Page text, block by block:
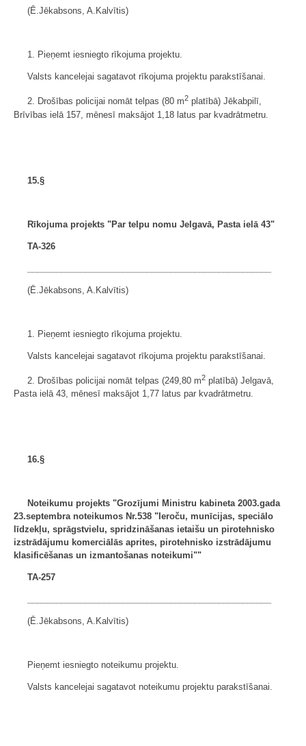
(Ē.Jēkabsons, A.Kalvītis)
1. Pieņemt iesniegto rīkojuma projektu.
Valsts kancelejai sagatavot rīkojuma projektu parakstīšanai.
2. Drošības policijai nomāt telpas (80 m2 platībā) Jēkabpilī,
Brīvības ielā 157, mēnesī maksājot 1,18 latus par kvadrātmetru.
15.§
Rīkojuma projekts "Par telpu nomu Jelgavā, Pasta ielā 43"
TA-326
(Ē.Jēkabsons, A.Kalvītis)
1. Pieņemt iesniegto rīkojuma projektu.
Valsts kancelejai sagatavot rīkojuma projektu parakstīšanai.
2. Drošības policijai nomāt telpas (249,80 m2 platībā) Jelgavā,
Pasta ielā 43, mēnesī maksājot 1,77 latus par kvadrātmetru.
16.§
Noteikumu projekts "Grozījumi Ministru kabineta 2003.gada
23.septembra noteikumos Nr.538 "Ieroču, munīcijas, speciālo
līdzekļu, sprāgstvielu, spridzinā­šanas ietaišu un pirotehnisko
izstrādājumu komerciālās aprites, pirotehnisko izstrādājumu
klasifi­cēšanas un izmantošanas noteikumi""
TA-257
(Ē.Jēkabsons, A.Kalvītis)
Pieņemt iesniegto noteikumu projektu.
Valsts kancelejai sagatavot noteikumu projektu parakstīšanai.